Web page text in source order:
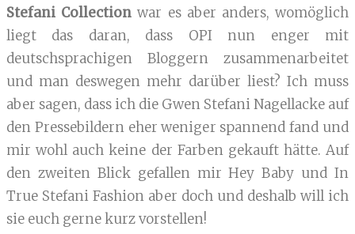
Stefani Collection war es aber anders, womöglich
liegt das daran, dass OPI nun enger mit
deutschsprachigen Bloggern zusammenarbeitet
und man deswegen mehr darüber liest? Ich muss
aber sagen, dass ich die Gwen Stefani Nagellacke auf
den Pressebildern eher weniger spannend fand und
mir wohl auch keine der Farben gekauft hätte. Auf
den zweiten Blick gefallen mir Hey Baby und In
True Stefani Fashion aber doch und deshalb will ich
sie euch gerne kurz vorstellen!